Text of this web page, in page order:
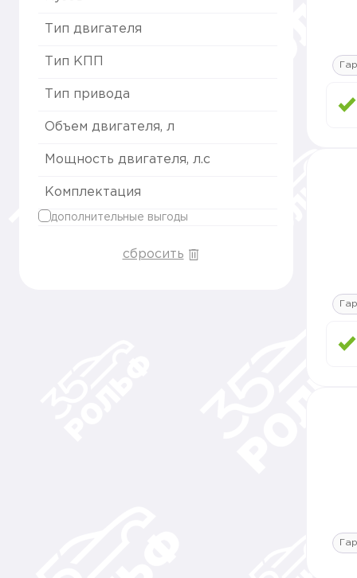
Тип двигателя
Тип КПП
Тип привода
Объем двигателя, л
Мощность двигателя, л.с
Комплектация
дополнительные выгоды
сбросить